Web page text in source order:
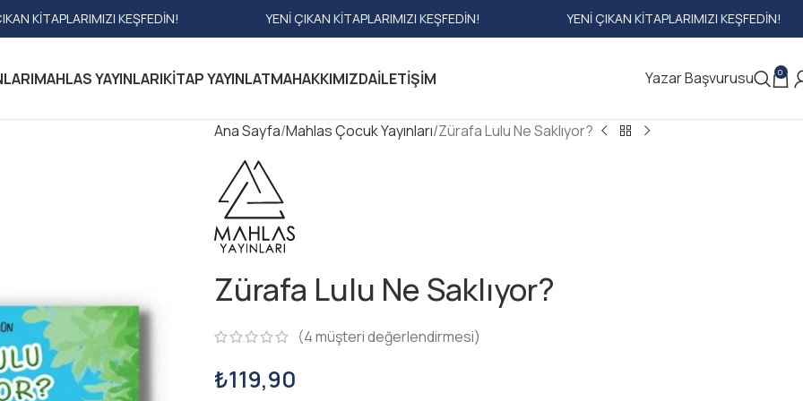
KEŞFEDIN! YENI ÇIKAN KITAPLARIMIZI KEŞFEDIN! YENI ÇIKAN KITAPLARIMIZI KEŞFEDIN!
MAHLAS YAYINLARIKITAP YAYINLATMAHAKKIMIZDAİLETIŞIM Yazar Başvurusu 0
Ana Sayfa Mahlas Çocuk Yayınları Zürafa Lulu Ne Saklıyor?
Zürafa Lulu Ne Saklıyor?
(4müşteri değerlendirmesi)
₺119,90